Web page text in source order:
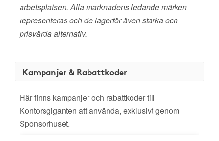
arbetsplatsen. Alla marknadens ledande märken
representeras och de lagerför även starka och
prisvärda alternativ.
Kampanjer & Rabattkoder
Här finns kampanjer och rabattkoder till
Kontorsgiganten att använda, exklusivt genom
Sponsorhuset.